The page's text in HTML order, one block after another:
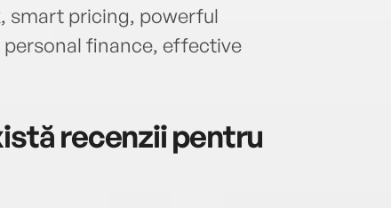
smart pricing, powerful
finance, effective
recenzii pentru